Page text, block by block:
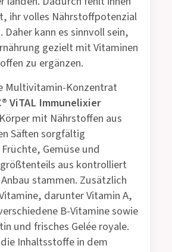
ihr volles Nährstoffpotenzial
kann es sinnvoll sein,
gezielt mit Vitaminen
zu ergänzen.
Multivitamin-Konzentrat
ViTAL Immunelixier
mit Nährstoffen aus
Säften sorgfältig
Gemüse und
aus kontrolliert
stammen. Zusätzlich
darunter Vitamin A,
B-Vitamine sowie
und frisches Gelée royale.
Inhaltsstoffe in dem